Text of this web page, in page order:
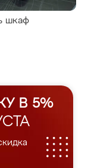
шкаф
В 5%